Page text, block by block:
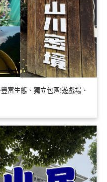
富生態、獨立包區!遊戲場、